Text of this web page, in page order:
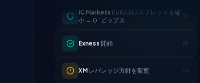
Exness開始
XMレバレッジ方針を変更
FP Markets — 新しいゼロコミッショ